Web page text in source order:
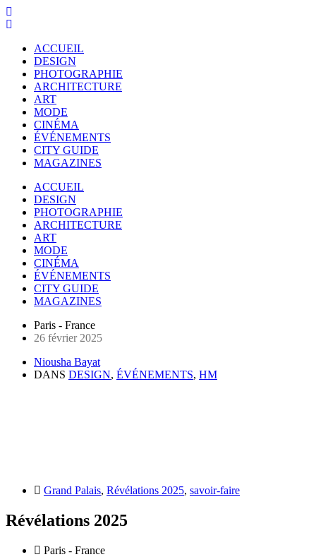
ACCUEIL
DESIGN
PHOTOGRAPHIE
ARCHITECTURE
ART
MODE
CINÉMA
ÉVÉNEMENTS
CITY GUIDE
MAGAZINES
ACCUEIL
DESIGN
PHOTOGRAPHIE
ARCHITECTURE
ART
MODE
CINÉMA
ÉVÉNEMENTS
CITY GUIDE
MAGAZINES
Paris - France
26 février 2025
Niousha Bayat
DANS DESIGN, ÉVÉNEMENTS, HM
Grand Palais, Révélations 2025, savoir-faire
Révélations 2025
Paris - France